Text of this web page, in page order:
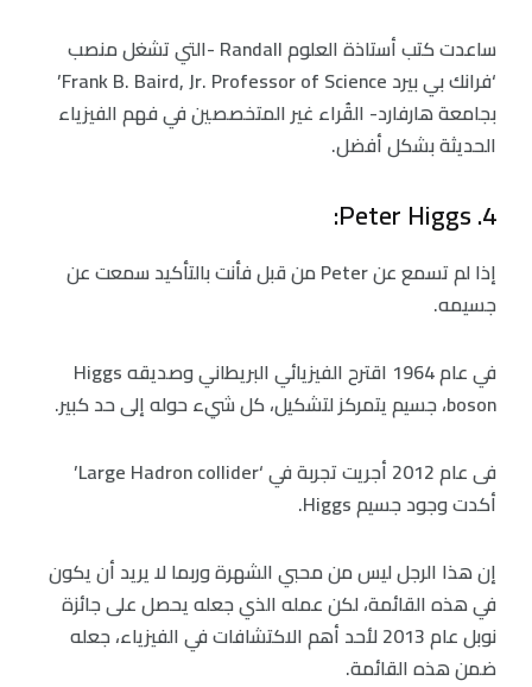
ساعدت كتب أستاذة العلوم Randall -التي تشغل منصب
‘فرانك بي بيرد Frank B. Baird, Jr. Professor of Science’
بجامعة هارفارد- القُراء غير المتخصصين في فهم الفيزياء
الحديثة بشكل أفضل.
4. Peter Higgs:
إذا لم تسمع عن Peter من قبل فأنت بالتأكيد سمعت عن
جسيمه.
في عام 1964 اقترح الفيزيائي البريطاني وصديقه Higgs
boson، جسيم يتمركز لتشكيل، كل شيء حوله إلى حد كبير.
فى عام 2012 أجريت تجربة في ‘Large Hadron collider’
أكدت وجود جسيم Higgs.
إن هذا الرجل ليس من محبي الشهرة وربما لا يريد أن يكون
في هذه القائمة، لكن عمله الذي جعله يحصل على جائزة
نوبل عام 2013 لأحد أهم الاكتشافات في الفيزياء، جعله
ضمن هذه القائمة.